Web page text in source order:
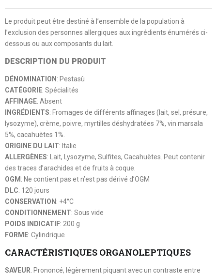
Le produit peut être destiné à l’ensemble de la population à
l’exclusion des personnes allergiques aux ingrédients énumérés ci-
dessous ou aux composants du lait.
DESCRIPTION DU PRODUIT
DÉNOMINATION : Pestasù
CATÉGORIE: Spécialités
AFFINAGE: Absent
INGRÉDIENTS: Fromages de différents affinages (lait, sel, présure,
lysozyme), crème, poivre, myrtilles déshydratées 7%, vin marsala
5%, cacahuètes 1%.
ORIGINE DU LAIT: Italie
ALLERGÈNES: Lait, Lysozyme, Sulfites, Cacahuètes. Peut contenir
des traces d’arachides et de fruits à coque.
OGM : Ne contient pas et n’est pas dérivé d’OGM
DLC: 120 jours
CONSERVATION : +4°C
CONDITIONNEMENT: Sous vide
POIDS INDICATIF: 200 g
FORME: Cylindrique
CARACTÉRISTIQUES ORGANOLEPTIQUES
SAVEUR: Prononcé, légèrement piquant avec un contraste entre